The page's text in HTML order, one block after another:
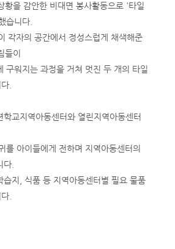
황을 감안한 비대면 봉사활동으로 '타일
습니다.
각자의 공간에서 정성스럽게 채색해준
들이
구워지는 과정을 거쳐 멋진 두 개의 타일
.
학교지역아동센터와 열린지역아동센터
를 아이들에게 전하며 지역아동센터의
다.
습지, 식품 등 지역아동센터별 필요 물품
.